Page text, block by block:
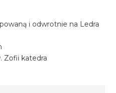
i odwrotnie na Ledra
Zofii katedra